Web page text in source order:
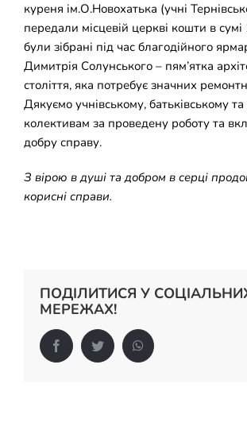
ІННОВАЦІЙНА ОСВІТА
Електронні журнали
Новий освітній простір
БАТЬКАМ
ПРОЗОРІСТЬ ТА ІНФОРМАЦІЙНА
куреня ім.О.Новохатька (учні
передали місцевій церкві кошти в сумі
були зібрані під час благодійного
Димитрія Солунського – пям’ятка
століття, яка потребує значних
Дякуємо учнівському, батьківському
колективам за проведену роботу та
добру справу.
З вірою в душі та добром в серці
корисні справи.
ПОДІЛИТИСЯ У
МЕРЕЖАХ!
FacebookTwitter WhatsApp